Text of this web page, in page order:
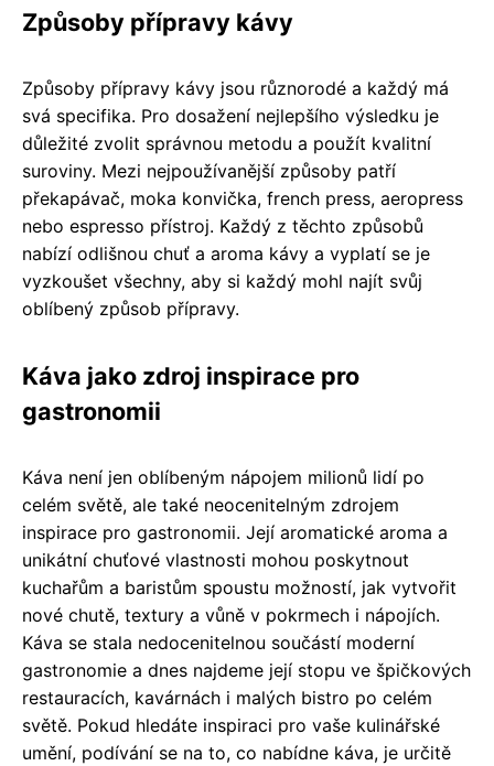
Způsoby přípravy kávy
Způsoby přípravy kávy jsou různorodé a každý má
svá specifika. Pro dosažení nejlepšího výsledku je
důležité zvolit správnou metodu a použít kvalitní
suroviny. Mezi nejpoužívanější způsoby patří
překapávač, moka konvička, french press, aeropress
nebo espresso přístroj. Každý z těchto způsobů
nabízí odlišnou chuť a aroma kávy a vyplatí se je
vyzkoušet všechny, aby si každý mohl najít svůj
oblíbený způsob přípravy.
Káva jako zdroj inspirace pro
gastronomii
Káva není jen oblíbeným nápojem milionů lidí po
celém světě, ale také neocenitelným zdrojem
inspirace pro gastronomii. Její aromatické aroma a
unikátní chuťové vlastnosti mohou poskytnout
kuchařům a baristům spoustu možností, jak vytvořit
nové chutě, textury a vůně v pokrmech i nápojích.
Káva se stala nedocenitelnou součástí moderní
gastronomie a dnes najdeme její stopu ve špičkových
restauracích, kavárnách i malých bistro po celém
světě. Pokud hledáte inspiraci pro vaše kulinářské
umění, podívání se na to, co nabídne káva, je určitě